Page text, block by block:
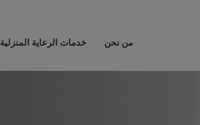
من نحن خدمات الرعاية المنزلية